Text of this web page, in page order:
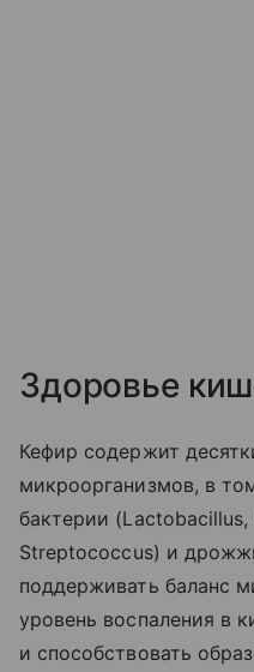
Здоровье
Кефир содержит
микроорганизмов, в
бактерии
Streptococcus) и
поддерживать баланс
уровень воспаления в
и способствовать